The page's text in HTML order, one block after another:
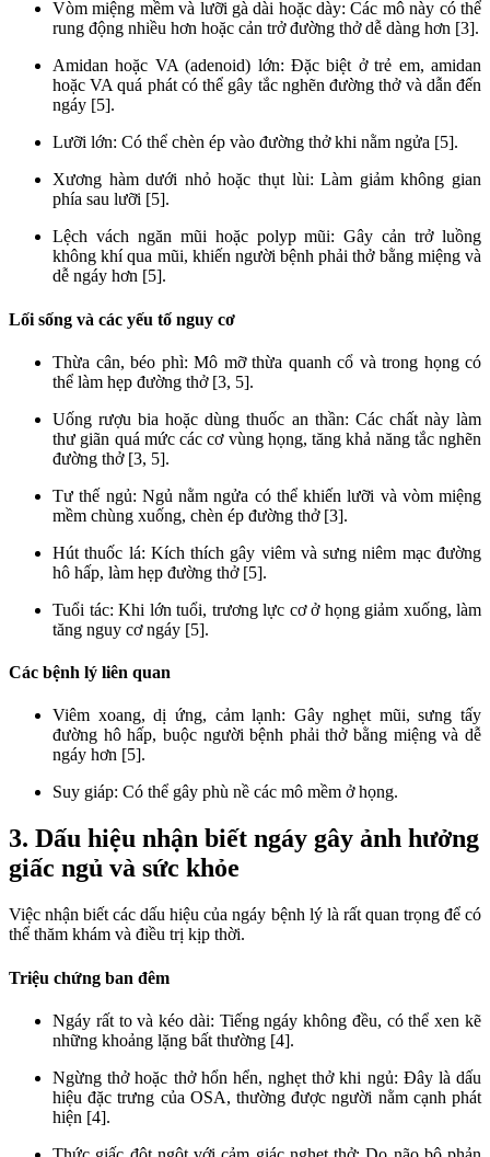
Vòm miệng mềm và lưỡi gà dài hoặc dày: Các mô này có thể
rung động nhiều hơn hoặc cản trở đường thở dễ dàng hơn [3].
Amidan hoặc VA (adenoid) lớn: Đặc biệt ở trẻ em, amidan
hoặc VA quá phát có thể gây tắc nghẽn đường thở và dẫn đến
ngáy [5].
Lưỡi lớn: Có thể chèn ép vào đường thở khi nằm ngửa [5].
Xương hàm dưới nhỏ hoặc thụt lùi: Làm giảm không gian
phía sau lưỡi [5].
Lệch vách ngăn mũi hoặc polyp mũi: Gây cản trở luồng
không khí qua mũi, khiến người bệnh phải thở bằng miệng và
dễ ngáy hơn [5].
Lối sống và các yếu tố nguy cơ
Thừa cân, béo phì: Mô mỡ thừa quanh cổ và trong họng có
thể làm hẹp đường thở [3, 5].
Uống rượu bia hoặc dùng thuốc an thần: Các chất này làm
thư giãn quá mức các cơ vùng họng, tăng khả năng tắc nghẽn
đường thở [3, 5].
Tư thế ngủ: Ngủ nằm ngửa có thể khiến lưỡi và vòm miệng
mềm chùng xuống, chèn ép đường thở [3].
Hút thuốc lá: Kích thích gây viêm và sưng niêm mạc đường
hô hấp, làm hẹp đường thở [5].
Tuổi tác: Khi lớn tuổi, trương lực cơ ở họng giảm xuống, làm
tăng nguy cơ ngáy [5].
Các bệnh lý liên quan
Viêm xoang, dị ứng, cảm lạnh: Gây nghẹt mũi, sưng tấy
đường hô hấp, buộc người bệnh phải thở bằng miệng và dễ
ngáy hơn [5].
Suy giáp: Có thể gây phù nề các mô mềm ở họng.
3. Dấu hiệu nhận biết ngáy gây ảnh hưởng
giấc ngủ và sức khỏe
Việc nhận biết các dấu hiệu của ngáy bệnh lý là rất quan trọng để có
thể thăm khám và điều trị kịp thời.
Triệu chứng ban đêm
Ngáy rất to và kéo dài: Tiếng ngáy không đều, có thể xen kẽ
những khoảng lặng bất thường [4].
Ngừng thở hoặc thở hổn hển, nghẹt thở khi ngủ: Đây là dấu
hiệu đặc trưng của OSA, thường được người nằm cạnh phát
hiện [4].